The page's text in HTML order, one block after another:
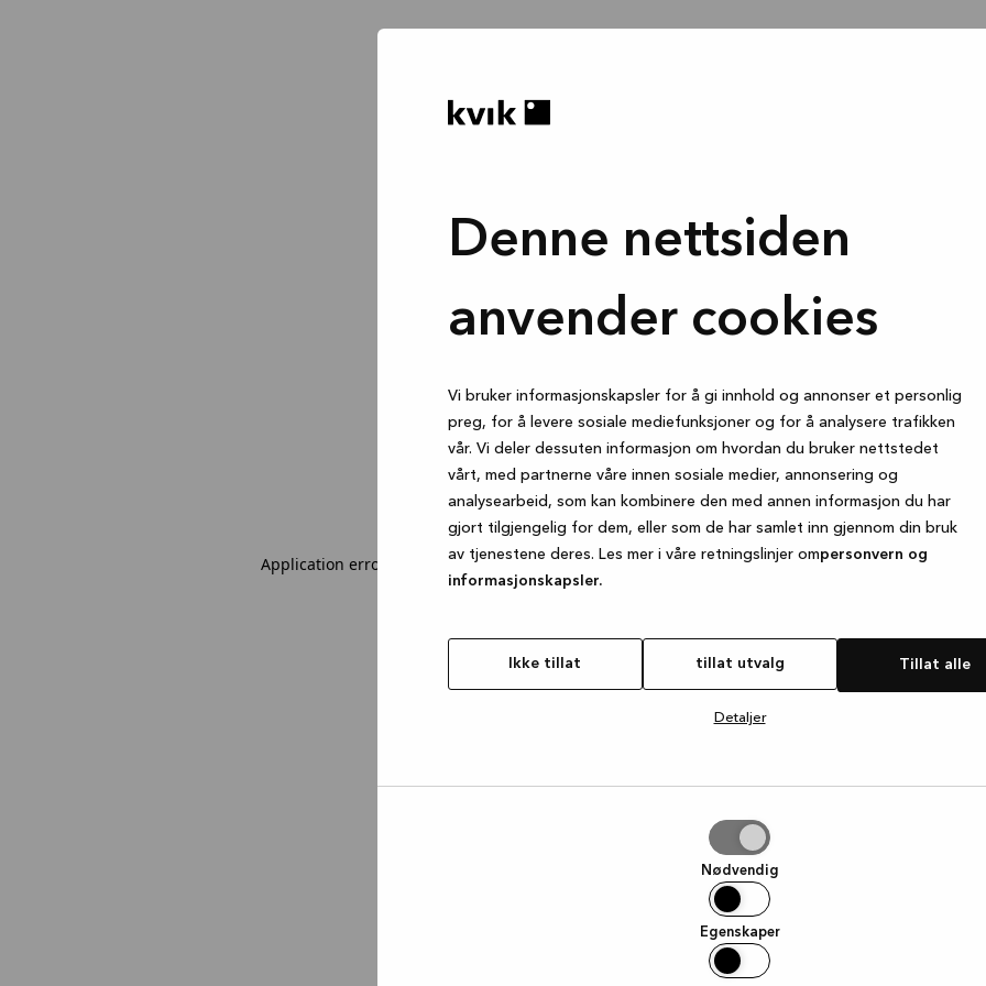
Denne nettsiden
anvender cookies
Vi bruker informasjonskapsler for å gi innhold og annonser et personlig
preg, for å levere sosiale mediefunksjoner og for å analysere trafikken
vår. Vi deler dessuten informasjon om hvordan du bruker nettstedet
vårt, med partnerne våre innen sosiale medier, annonsering og
analysearbeid, som kan kombinere den med annen informasjon du har
gjort tilgjengelig for dem, eller som de har samlet inn gjennom din bruk
av tjenestene deres. Les mer i våre retningslinjer ompersonvern og
informasjonskapsler.
Ikke tillat tillat utvalg Tillat alle
Detaljer
Nødvendig
Egenskaper
Application error: a client-side exception has occurred while loadingwww.kvik.no (see the